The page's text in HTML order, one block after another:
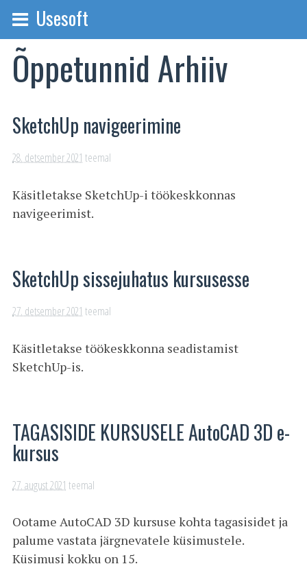
Usesoft
Õppetunnid Arhiiv
SketchUp navigeerimine
28. detsember 2021 teemal
Käsitletakse SketchUp-i töökeskkonnas
navigeerimist.
SketchUp sissejuhatus kursusesse
27. detsember 2021 teemal
Käsitletakse töökeskkonna seadistamist
SketchUp-is.
TAGASISIDE KURSUSELE AutoCAD 3D e-
kursus
27. august 2021 teemal
Ootame AutoCAD 3D kursuse kohta tagasisidet ja
palume vastata järgnevatele küsimustele.
Küsimusi kokku on 15.